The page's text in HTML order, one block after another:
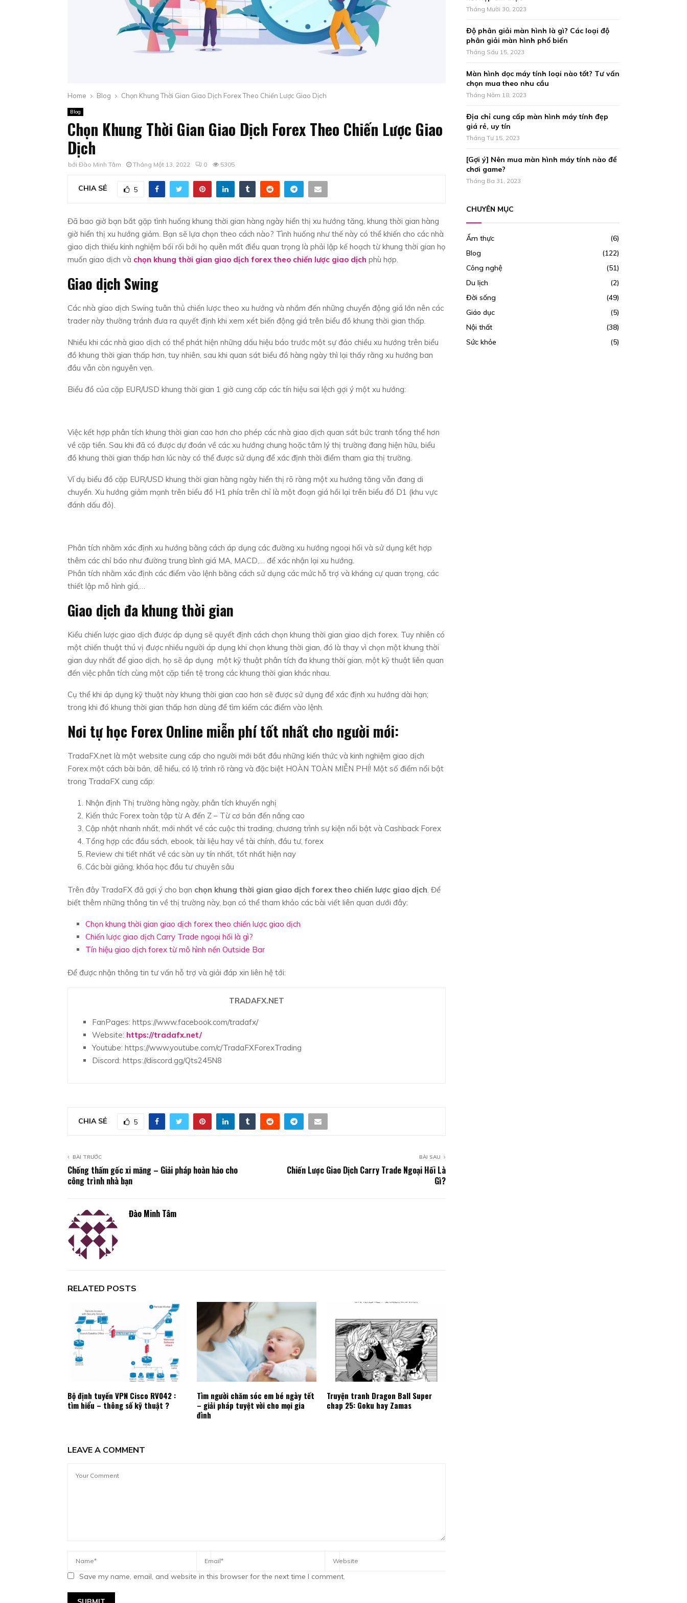
Home Blog Chọn Khung Thời Gian Giao Dịch Forex Theo Chiến Lược Giao Dịch
Blog
Chọn Khung Thời Gian Giao Dịch Forex Theo Chiến Lược Giao
Dịch
bởi Đào Minh Tâm Tháng Một 13, 2022 0 5305
CHIA SẺ 5
Đã bao giờ bạn bắt gặp tình huống khung thời gian hàng ngày hiển thị xu hướng tăng, khung thời gian hàng
giờ hiển thị xu hướng giảm. Bạn sẽ lựa chọn theo cách nào? Tình huống như thế này có thể khiến cho các nhà
giao dịch thiếu kinh nghiệm bối rối bởi họ quên mất điều quan trọng là phải lập kế hoạch từ khung thời gian họ
muốn giao dịch và chọn khung thời gian giao dịch forex theo chiến lược giao dịch phù hợp.
Giao dịch Swing
Các nhà giao dịch Swing tuân thủ chiến lược theo xu hướng và nhắm đến những chuyển động giá lớn nên các
trader này thường tránh đưa ra quyết định khi xem xét biến động giá trên biểu đồ khung thời gian thấp.
Nhiều khi các nhà giao dịch có thể phát hiện những dấu hiệu báo trước một sự đảo chiều xu hướng trên biểu
đồ khung thời gian thấp hơn, tuy nhiên, sau khi quan sát biểu đồ hàng ngày thì lại thấy rằng xu hướng ban
đầu vẫn còn nguyên vẹn.
Biểu đồ của cặp EUR/USD khung thời gian 1 giờ cung cấp các tín hiệu sai lệch gợi ý một xu hướng:
Việc kết hợp phân tích khung thời gian cao hơn cho phép các nhà giao dịch quan sát bức tranh tổng thể hơn
về cặp tiền. Sau khi đã có được dự đoán về các xu hướng chung hoặc tâm lý thị trường đang hiện hữu, biểu
đồ khung thời gian thấp hơn lúc này có thể được sử dụng để xác định thời điểm tham gia thị trường.
Ví dụ biểu đồ cặp EUR/USD khung thời gian hàng ngày hiển thị rõ ràng một xu hướng tăng vẫn đang di
chuyển. Xu hướng giảm mạnh trên biểu đồ H1 phía trên chỉ là một đoạn giá hồi lại trên biểu đồ D1 (khu vực
đánh dấu đỏ).
Phân tích nhằm xác định xu hướng bằng cách áp dụng các đường xu hướng ngoại hối và sử dụng kết hợp
thêm các chỉ báo như đường trung bình giá MA, MACD,… để xác nhận lại xu hướng.
Phân tích nhằm xác định các điểm vào lệnh bằng cách sử dụng các mức hỗ trợ và kháng cự quan trọng, các
thiết lập mô hình giá,…
Giao dịch đa khung thời gian
Kiểu chiến lược giao dịch được áp dụng sẽ quyết định cách chọn khung thời gian giao dịch forex. Tuy nhiên có
một chiến thuật thú vị được nhiều người áp dụng khi chọn khung thời gian, đó là thay vì chọn một khung thời
gian duy nhất để giao dịch, họ sẽ áp dụng một kỹ thuật phân tích đa khung thời gian, một kỹ thuật liên quan
đến việc phân tích cùng một cặp tiền tệ trong các khung thời gian khác nhau.
Cụ thể khi áp dụng kỹ thuật này khung thời gian cao hơn sẽ được sử dụng để xác định xu hướng dài hạn;
trong khi đó khung thời gian thấp hơn dùng để tìm kiếm các điểm vào lệnh.
Nơi tự học Forex Online miễn phí tốt nhất cho người mới:
TradaFX.net là một website cung cấp cho người mới bắt đầu những kiến thức và kinh nghiệm giao dịch
Forex một cách bài bản, dễ hiểu, có lộ trình rõ ràng và đặc biệt HOÀN TOÀN MIỄN PHÍ! Một số điểm nổi bật
trong TradaFX cung cấp:
Nhận định Thị trường hàng ngày, phân tích khuyến nghị
Kiến thức Forex toàn tập từ A đến Z – Từ cơ bản đến nâng cao
Cập nhật nhanh nhất, mới nhất về các cuộc thi trading, chương trình sự kiện nổi bật và Cashback Forex
Tổng hợp các đầu sách, ebook, tài liệu hay về tài chính, đầu tư, forex
Review chi tiết nhất về các sàn uy tín nhất, tốt nhất hiện nay
Các bài giảng, khóa học đầu tư chuyên sâu
Trên đây TradaFX đã gợi ý cho bạn chọn khung thời gian giao dịch forex theo chiến lược giao dịch. Để
biết thêm những thông tin về thị trường này, bạn có thể tham khảo các bài viết liên quan dưới đây:
Chọn khung thời gian giao dịch forex theo chiến lược giao dịch
Chiến lược giao dịch Carry Trade ngoại hối là gì?
Tín hiệu giao dịch forex từ mô hình nến Outside Bar
Để được nhận thông tin tư vấn hỗ trợ và giải đáp xin liên hệ tới:
TRADAFX.NET
FanPages: https://www.facebook.com/tradafx/
Website: https://tradafx.net/
Youtube: https://www.youtube.com/c/TradaFXForexTrading
Discord: https://discord.gg/Qts245N8
CHIA SẺ 5
BÀI TRƯỚC
Chống thấm gốc xi măng – Giải pháp hoàn hảo cho
công trình nhà bạn
BÀI SAU
Chiến Lược Giao Dịch Carry Trade Ngoại Hối Là
Gì?
Đào Minh Tâm
RELATED POSTS
Bộ định tuyến VPN Cisco RV042 :
tìm hiểu – thông số kỹ thuật ?
Tìm người chăm sóc em bé ngày tết
– giải pháp tuyệt vời cho mọi gia
đình
Truyện tranh Dragon Ball Super
chap 25: Goku hay Zamas
LEAVE A COMMENT
Save my name, email, and website in this browser for the next time I comment.
C
Tháng Mười 30, 2023
Độ phân giải màn hình là gì? Các loại độ
phân giải màn hình phổ biến
Tháng Sáu 15, 2023
Màn hình dọc máy tính loại nào tốt? Tư vấn
chọn mua theo nhu cầu
Tháng Năm 18, 2023
Địa chỉ cung cấp màn hình máy tính đẹp
giá rẻ, uy tín
Tháng Tư 15, 2023
[Gợi ý] Nên mua màn hình máy tính nào để
chơi game?
Tháng Ba 31, 2023
CHUYÊN MỤC
Ẩm thực
(6)
Blog
(122)
Công nghệ
(51)
Du lịch
(2)
Đời sống
(49)
Giáo dục
(5)
Nội thất
(38)
Sức khỏe
(5)